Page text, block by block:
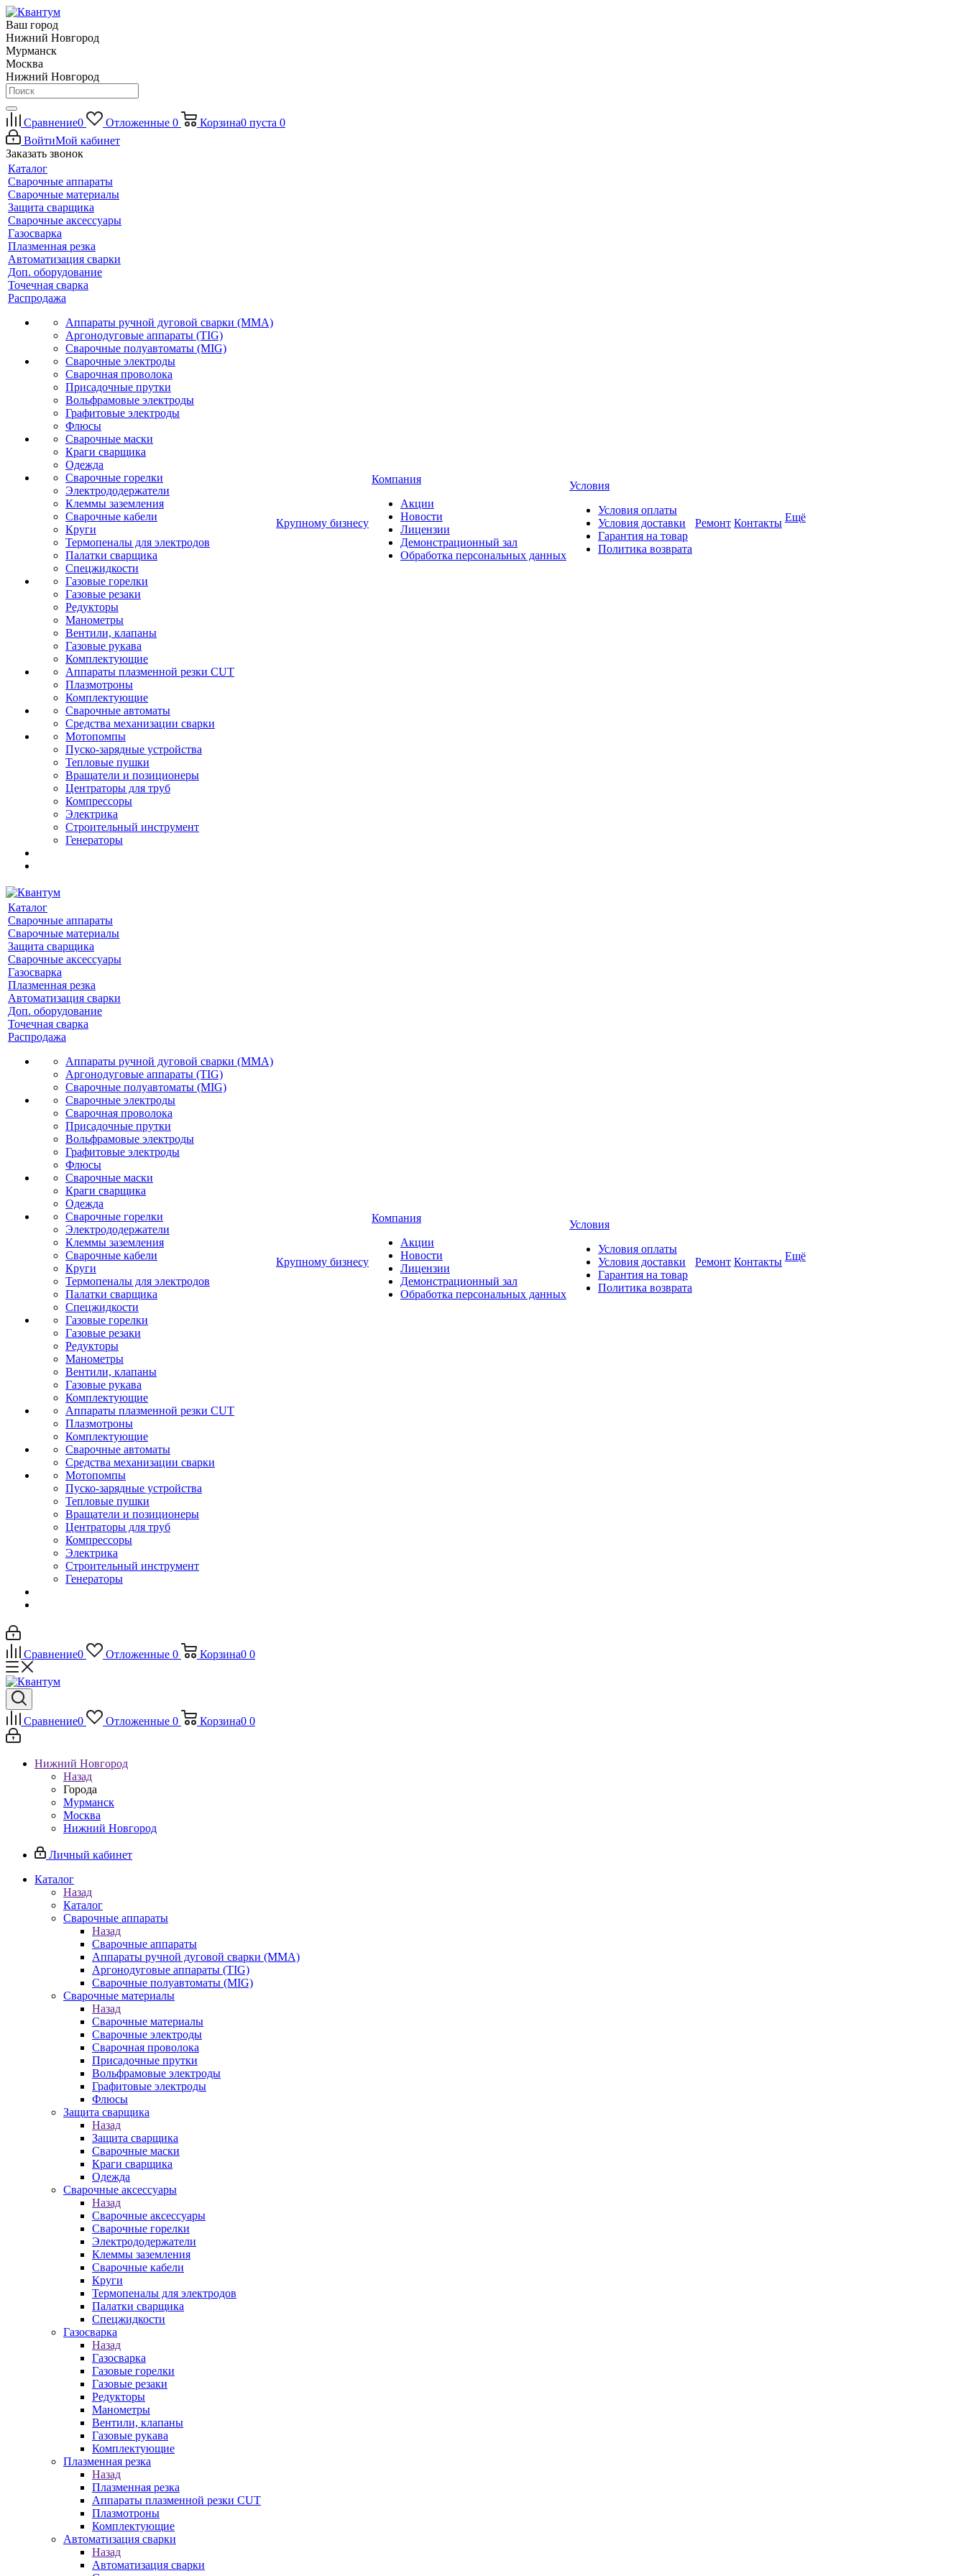
Ваш город
Нижний Новгород
Мурманск
Москва
Нижний Новгород
Сравнение0 Отложенные 0 Корзина0 пуста 0
ВойтиМой кабинет
Заказать звонок
Каталог
Сварочные аппараты
Сварочные материалы
Защита сварщика
Сварочные аксессуары
Газосварка
Плазменная резка
Автоматизация сварки
Доп. оборудование
Точечная сварка
Распродажа
Аппараты ручной дуговой сварки (MMA)
Аргонодуговые аппараты (TIG)
Сварочные полуавтоматы (MIG)
Сварочные электроды
Сварочная проволока
Присадочные прутки
Вольфрамовые электроды
Графитовые электроды
Флюсы
Сварочные маски
Краги сварщика
Одежда
Сварочные горелки
Электрододержатели
Клеммы заземления
Сварочные кабели
Круги
Термопеналы для электродов
Палатки сварщика
Спецжидкости
Газовые горелки
Газовые резаки
Редукторы
Манометры
Вентили, клапаны
Газовые рукава
Комплектующие
Аппараты плазменной резки CUT
Плазмотроны
Комплектующие
Сварочные автоматы
Средства механизации сварки
Мотопомпы
Пуско-зарядные устройства
Тепловые пушки
Вращатели и позиционеры
Центраторы для труб
Компрессоры
Электрика
Строительный инструмент
Генераторы
Крупному бизнесу
Компания
Акции
Новости
Лицензии
Демонстрационный зал
Обработка персональных данных
Условия
Условия оплаты
Условия доставки
Гарантия на товар
Политика возврата
Ремонт Контакты Ещё
Каталог
Сварочные аппараты
Сварочные материалы
Защита сварщика
Сварочные аксессуары
Газосварка
Плазменная резка
Автоматизация сварки
Доп. оборудование
Точечная сварка
Распродажа
Аппараты ручной дуговой сварки (MMA)
Аргонодуговые аппараты (TIG)
Сварочные полуавтоматы (MIG)
Сварочные электроды
Сварочная проволока
Присадочные прутки
Вольфрамовые электроды
Графитовые электроды
Флюсы
Сварочные маски
Краги сварщика
Одежда
Сварочные горелки
Электрододержатели
Клеммы заземления
Сварочные кабели
Круги
Термопеналы для электродов
Палатки сварщика
Спецжидкости
Газовые горелки
Газовые резаки
Редукторы
Манометры
Вентили, клапаны
Газовые рукава
Комплектующие
Аппараты плазменной резки CUT
Плазмотроны
Комплектующие
Сварочные автоматы
Средства механизации сварки
Мотопомпы
Пуско-зарядные устройства
Тепловые пушки
Вращатели и позиционеры
Центраторы для труб
Компрессоры
Электрика
Строительный инструмент
Генераторы
Крупному бизнесу
Компания
Акции
Новости
Лицензии
Демонстрационный зал
Обработка персональных данных
Условия
Условия оплаты
Условия доставки
Гарантия на товар
Политика возврата
Ремонт Контакты Ещё
Сравнение0 Отложенные 0 Корзина0 0
Сравнение0 Отложенные 0 Корзина0 0
Нижний Новгород
Назад
Города
Мурманск
Москва
Нижний Новгород
Личный кабинет
Каталог
Назад
Каталог
Сварочные аппараты
Назад
Сварочные аппараты
Аппараты ручной дуговой сварки (MMA)
Аргонодуговые аппараты (TIG)
Сварочные полуавтоматы (MIG)
Сварочные материалы
Назад
Сварочные материалы
Сварочные электроды
Сварочная проволока
Присадочные прутки
Вольфрамовые электроды
Графитовые электроды
Флюсы
Защита сварщика
Назад
Защита сварщика
Сварочные маски
Краги сварщика
Одежда
Сварочные аксессуары
Назад
Сварочные аксессуары
Сварочные горелки
Электрододержатели
Клеммы заземления
Сварочные кабели
Круги
Термопеналы для электродов
Палатки сварщика
Спецжидкости
Газосварка
Назад
Газосварка
Газовые горелки
Газовые резаки
Редукторы
Манометры
Вентили, клапаны
Газовые рукава
Комплектующие
Плазменная резка
Назад
Плазменная резка
Аппараты плазменной резки CUT
Плазмотроны
Комплектующие
Автоматизация сварки
Назад
Автоматизация сварки